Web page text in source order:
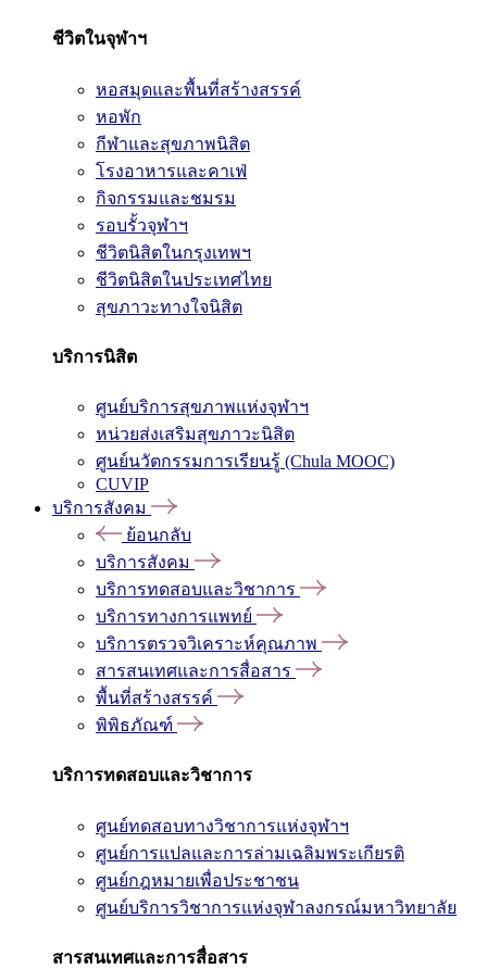
ชีวิตในจุฬาฯ
หอสมุดและพื้นที่สร้างสรรค์
หอพัก
กีฬาและสุขภาพนิสิต
โรงอาหารและคาเฟ่
กิจกรรมและชมรม
รอบรั้วจุฬาฯ
ชีวิตนิสิตในกรุงเทพฯ
ชีวิตนิสิตในประเทศไทย
สุขภาวะทางใจนิสิต
บริการนิสิต
ศูนย์บริการสุขภาพแห่งจุฬาฯ
หน่วยส่งเสริมสุขภาวะนิสิต
ศูนย์นวัตกรรมการเรียนรู้ (Chula MOOC)
CUVIP
บริการสังคม
ย้อนกลับ
บริการสังคม
บริการทดสอบและวิชาการ
บริการทางการแพทย์
บริการตรวจวิเคราะห์คุณภาพ
สารสนเทศและการสื่อสาร
พื้นที่สร้างสรรค์
พิพิธภัณฑ์
บริการทดสอบและวิชาการ
ศูนย์ทดสอบทางวิชาการแห่งจุฬาฯ
ศูนย์การแปลและการล่ามเฉลิมพระเกียรติ
ศูนย์กฎหมายเพื่อประชาชน
ศูนย์บริการวิชาการแห่งจุฬาลงกรณ์มหาวิทยาลัย
สารสนเทศและการสื่อสาร